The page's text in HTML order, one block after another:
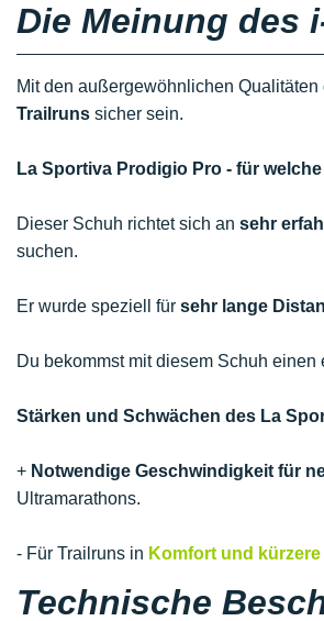
Die Meinung des
Mit den außergewöhnlichen Qualitäten
Trailruns sicher sein.
La Sportiva Prodigio Pro - für
Dieser Schuh richtet sich an sehr
suchen.
Er wurde speziell für sehr lange
Du bekommst mit diesem Schuh
Stärken und Schwächen des La
+ Notwendige Geschwindigkeit für
Ultramarathons.
- Für Trailruns in Komfort und
Technische